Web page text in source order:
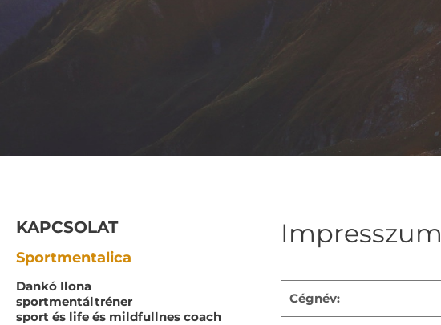
KAPCSOLAT
Sportmentalica
Dankó Ilona
sportmentáltréner
sport és life és mildfullnes coach
Impresszum
Cégnév: